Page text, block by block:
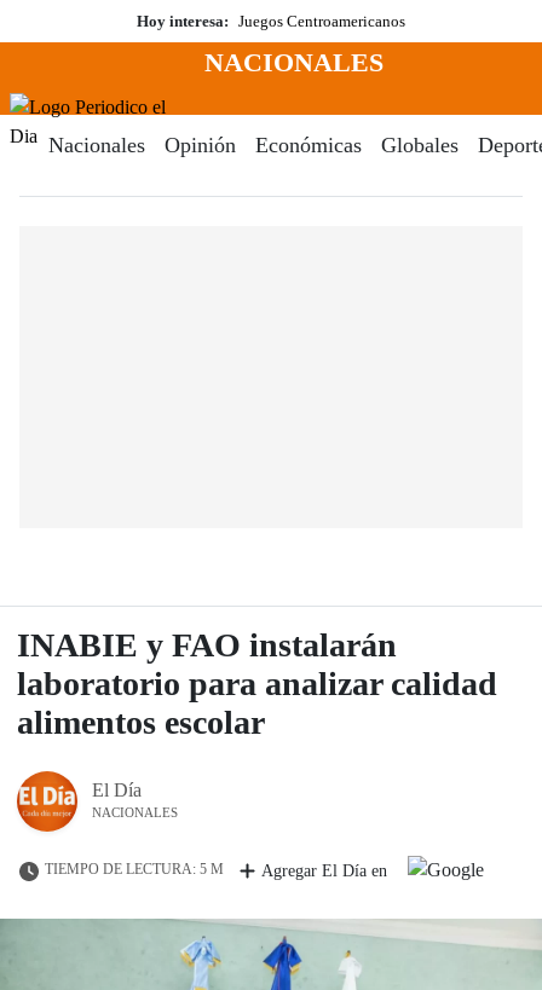
al
Hoy interesa: Juegos Centroamericanos
Menú
NACIONALES
Nacionales Opinión Económicas Globales
INABIE y FAO instalarán
laboratorio para analizar calidad
alimentos escolar
El Día
NACIONALES
TIEMPO DE LECTURA: 5 M Agregar El Día en